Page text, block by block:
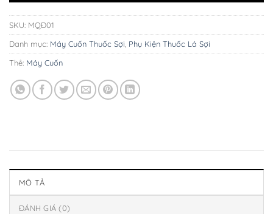
SKU: MQĐ01
Danh mục: Máy Cuốn Thuốc Sợi Phụ Kiện Thuốc Lá Sợi
Thẻ: Máy Cuốn
MÔ TẢ
ĐÁNH GIÁ (0)